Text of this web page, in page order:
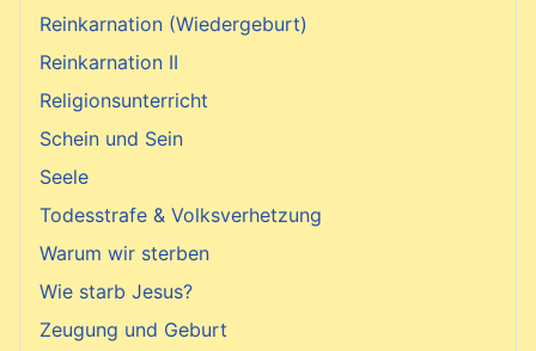
Reinkarnation (Wiedergeburt)
Reinkarnation II
Religionsunterricht
Schein und Sein
Seele
Todesstrafe & Volksverhetzung
Warum wir sterben
Wie starb Jesus?
Zeugung und Geburt